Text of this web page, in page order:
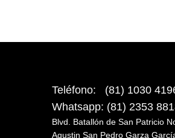
Teléfono: (81) 1030
Whatsapp: (81) 2353
Blvd. Batallón de San Patricio
Agustin San Pedro Garza